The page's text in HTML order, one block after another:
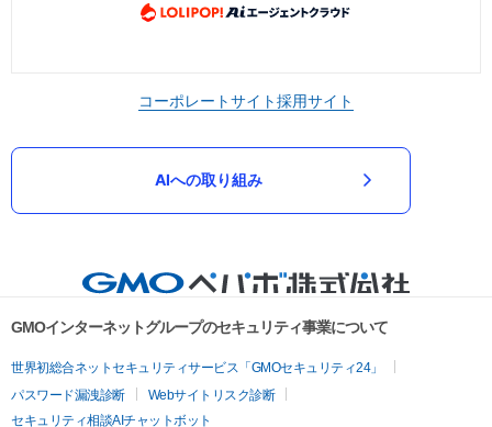
コーポレートサイト採用サイト
AIへの取り組み
GMOインターネットグループのセキュリティ事業について
世界初総合ネットセキュリティサービス「GMOセキュリティ24」
パスワード漏洩診断
Webサイトリスク診断
セキュリティ相談AIチャットボット